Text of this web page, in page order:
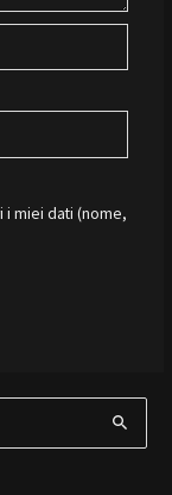
i miei dati (nome,